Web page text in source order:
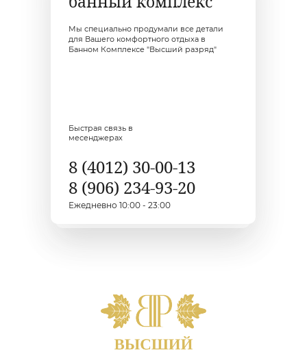
Мы специально продумали все детали
для Вашего комфортного отдыха в
Банном Комплексе "Высший разряд"
Быстрая связь в
месенджерах
Ежедневно 10:00 - 23:00
8 (4012) 30-00-13
8 (906) 234-93-20